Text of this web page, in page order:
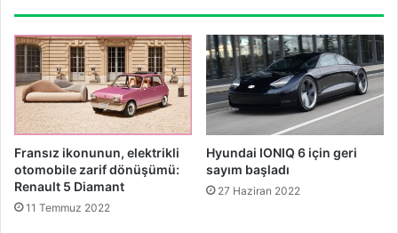
Fransız ikonunun, elektrikli
otomobile zarif dönüşümü:
Renault 5 Diamant
11 Temmuz 2022
Hyundai IONIQ 6 için geri
sayım başladı
27 Haziran 2022